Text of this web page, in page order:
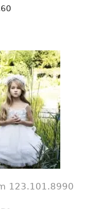
123.101.8990